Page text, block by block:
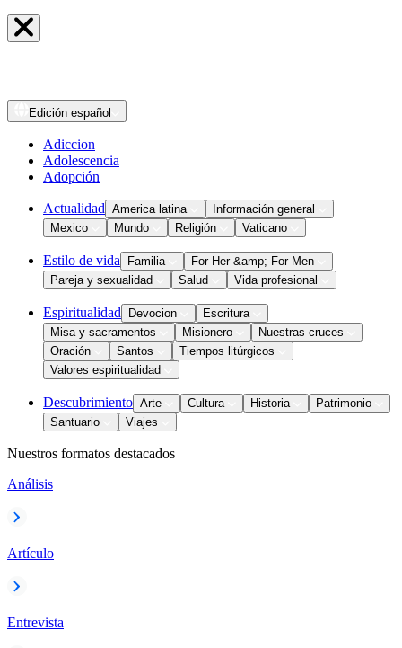
Edición español
Adiccion
Adolescencia
Adopción
Actualidad America latina
Información general
Mexico
Mundo Religión Vaticano
Estilo de vida Familia
For Her &amp; For Men
Pareja y sexualidad
Salud Vida profesional
Espiritualidad Devocion
Escritura
Misa y sacramentos
Misionero
Nuestras cruces
Oración
Santos
Tiempos litúrgicos
Valores espiritualidad
Descubrimiento Arte Cultura Historia
Patrimonio
Santuario
Viajes
Nuestros formatos destacados
Análisis
Artículo
Entrevista